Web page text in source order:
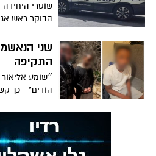
שוטרי
הבוקר ראש
לסחיטה
שני
התקיפה
״שומע
הודים" - כך
לתקיפת